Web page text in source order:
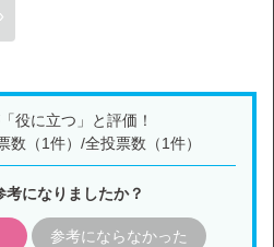
役に立つ」と評価！
数（1件）/全投票数（1件）
考になりましたか？
参考にならなかった